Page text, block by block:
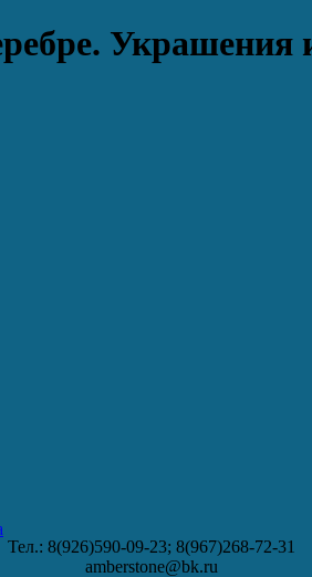
Украшения
Тел.: 8(926)590-09-23; 8(967)268-72-31
amberstone@bk.ru